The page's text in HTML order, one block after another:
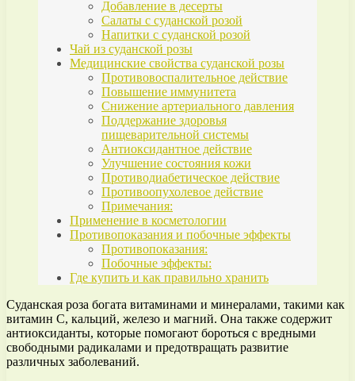
Добавление в десерты
Салаты с суданской розой
Напитки с суданской розой
Чай из суданской розы
Медицинские свойства суданской розы
Противовоспалительное действие
Повышение иммунитета
Снижение артериального давления
Поддержание здоровья
пищеварительной системы
Антиоксидантное действие
Улучшение состояния кожи
Противодиабетическое действие
Противоопухолевое действие
Примечания:
Применение в косметологии
Противопоказания и побочные эффекты
Противопоказания:
Побочные эффекты:
Где купить и как правильно хранить
Суданская роза богата витаминами и минералами, такими как
витамин С, кальций, железо и магний. Она также содержит
антиоксиданты, которые помогают бороться с вредными
свободными радикалами и предотвращать развитие
различных заболеваний.